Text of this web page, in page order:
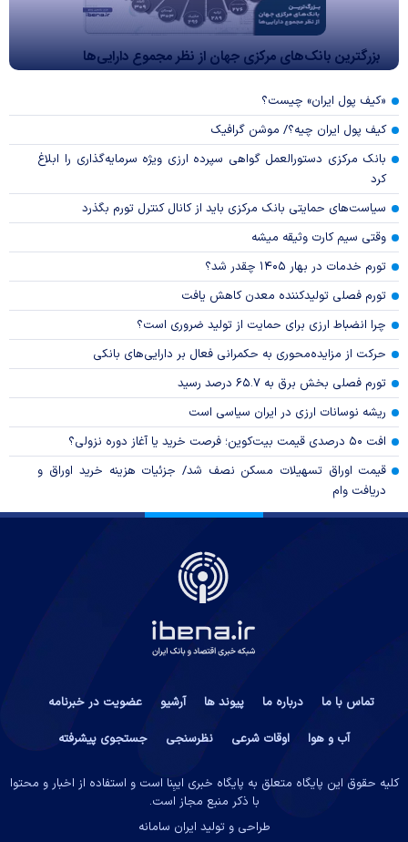
بزرگترین بانک‌های مرکزی جهان از نظر مجموع دارایی‌ها
«کیف پول ایران» چیست؟
کیف پول ایران چیه؟/ موشن گرافیک
بانک مرکزی دستورالعمل گواهی سپرده ارزی ویژه سرمایه‌گذاری را ابلاغ
کرد
سیاست‌های حمایتی بانک مرکزی باید از کانال کنترل تورم بگذرد
وقتی سیم کارت وثیقه میشه
تورم خدمات در بهار ۱۴۰۵ چقدر شد؟
تورم فصلی تولیدکننده معدن کاهش یافت
چرا انضباط ارزی برای حمایت از تولید ضروری است؟
حرکت از مزایده‌محوری به حکمرانی فعال بر دارایی‌های بانکی
تورم فصلی بخش برق به ۶۵.۷ درصد رسید
ریشه نوسانات ارزی در ایران سیاسی است
افت ۵۰ درصدی قیمت بیت‌کوین؛ فرصت خرید یا آغاز دوره نزولی؟
قیمت اوراق تسهیلات مسکن نصف شد/ جزئیات هزینه خرید اوراق و
دریافت وام
تماس با ما درباره ما پیوند ها آرشیو
عضویت در خبرنامه
آب و هوا
اوقات شرعی نظرسنجی جستجوی پیشرفته
کلیه حقوق این پایگاه متعلق به پایگاه خبری ایبِنا است و استفاده از اخبار و محتوا
با ذکر منبع مجاز است.
طراحی و تولید ایران سامانه